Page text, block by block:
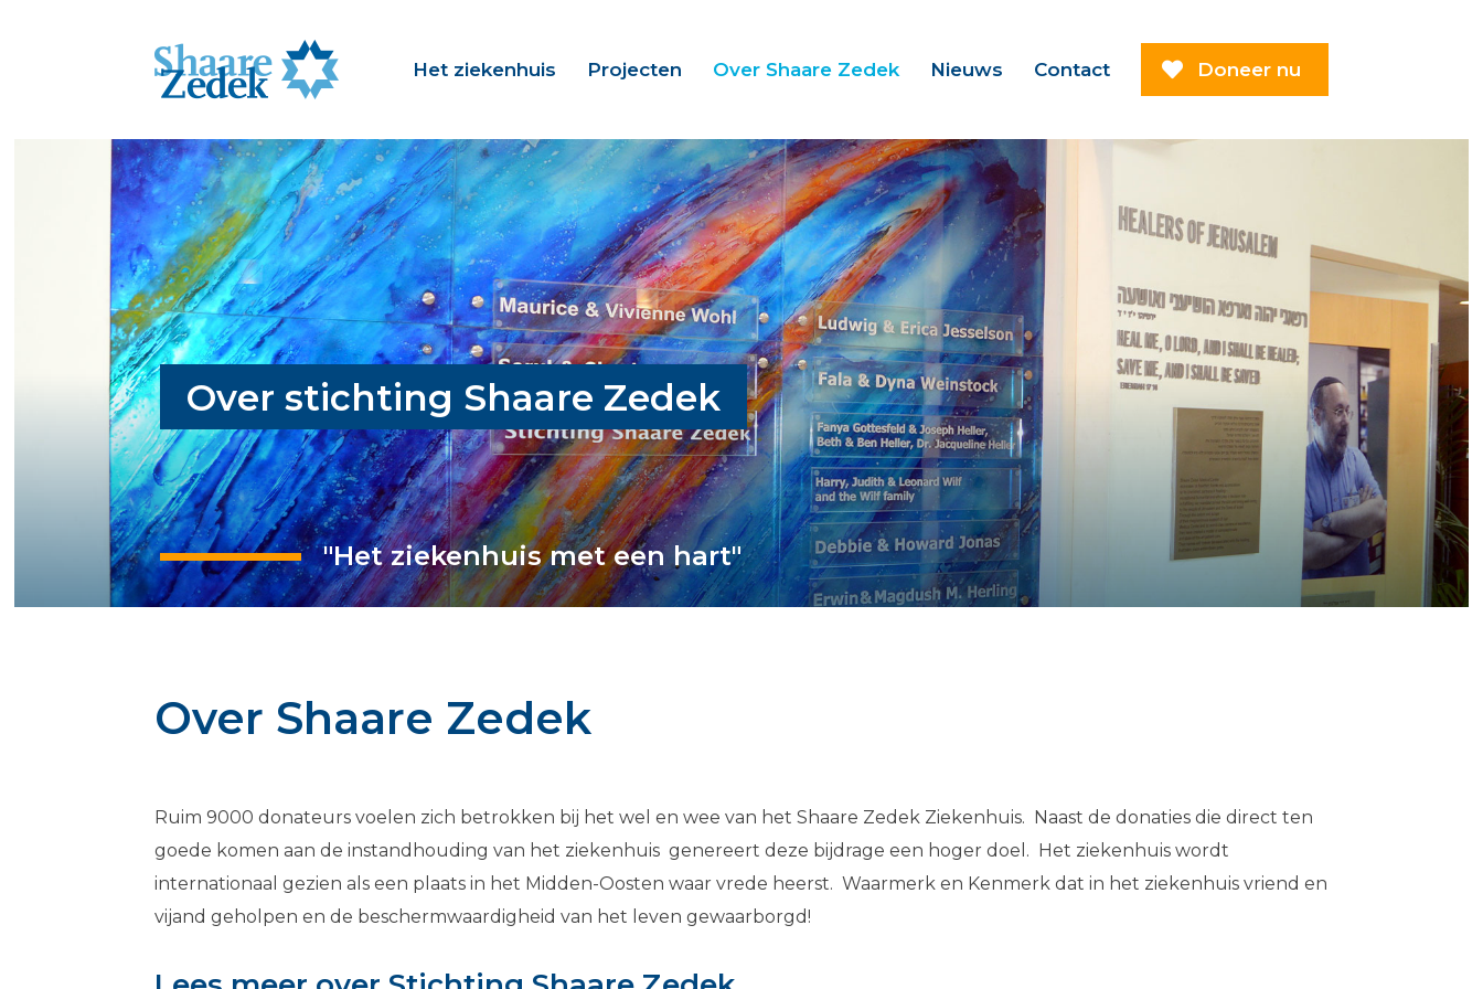
Het ziekenhuis Projecten Over Shaare Zedek Nieuws Contact Doneer nu
Over stichting Shaare Zedek
"Het ziekenhuis met een hart"
Over Shaare Zedek
Ruim 9000 donateurs voelen zich betrokken bij het wel en wee van het Shaare Zedek Ziekenhuis. Naast de donaties die direct ten
goede komen aan de instandhouding van het ziekenhuis genereert deze bijdrage een hoger doel. Het ziekenhuis wordt
internationaal gezien als een plaats in het Midden-Oosten waar vrede heerst. Waarmerk en Kenmerk dat in het ziekenhuis vriend en
vijand geholpen en de beschermwaardigheid van het leven gewaarborgd!